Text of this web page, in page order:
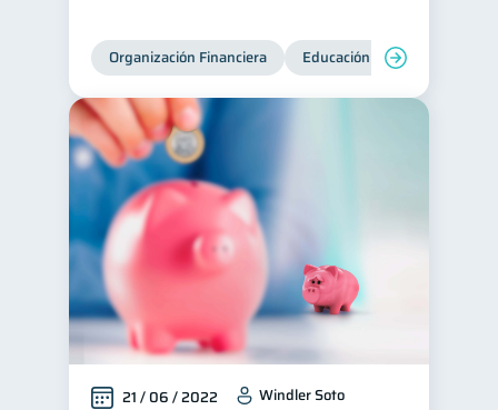
Organización Financiera Educación financiera
21 / 06 / 2022 Windler Soto